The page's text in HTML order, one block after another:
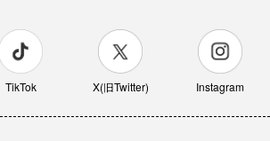
TikTok X(旧Twitter) Instagram